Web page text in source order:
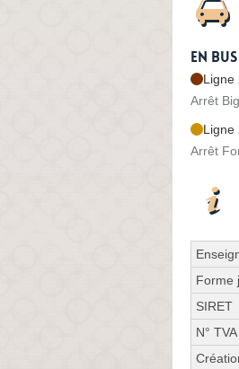
En bus
Ligne
Arrêt
Ligne
Arrêt
Forme
SIRET
N° TVA